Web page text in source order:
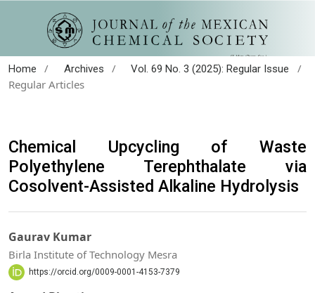
Home / Archives / Vol. 69 No. 3 (2025): Regular Issue
/
Regular Articles
Chemical Upcycling of Waste
Polyethylene Terephthalate via
Cosolvent-Assisted Alkaline Hydrolysis
Gaurav Kumar
Birla Institute of Technology Mesra
https://orcid.org/0009-0001-4153-7379